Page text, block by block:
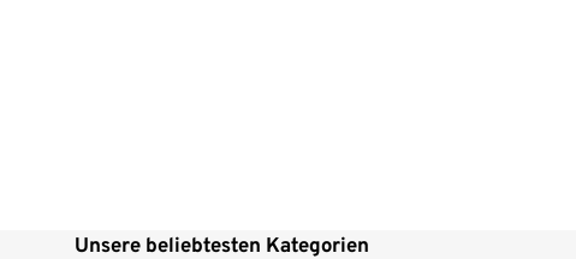
Unsere beliebtesten Kategorien